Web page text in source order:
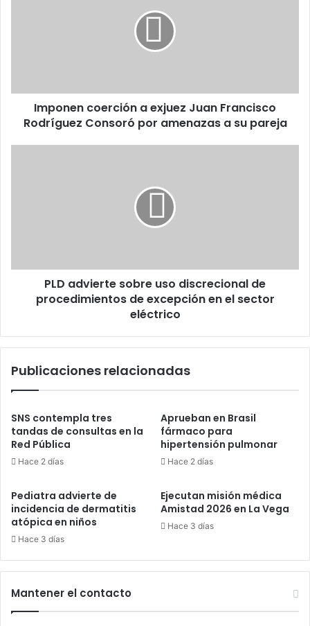
por
amenazasImponen coerción a exjuez Juan Francisco
Rodríguez Consoró por amenazas a su pareja
excepción
PLD advierte sobre uso discrecional de
procedimientos de excepción en el sector
eléctrico
Publicaciones relacionadas
SNS contempla tres
tandas de consultas en la
Red Pública
Hace 2 días
Aprueban en Brasil
fármaco para
hipertensión pulmonar
Hace 2 días
Pediatra advierte de
incidencia de dermatitis
atópica en niños
Hace 3 días
Ejecutan misión médica
Amistad 2026 en La Vega
Hace 3 días
Mantener el contacto